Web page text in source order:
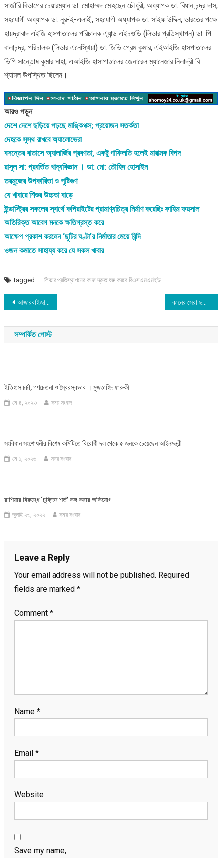
সার্জারি বিভাগের চেয়ারম্যান ডা. মোহাম্মদ মোহছেন চৌধুরী, অধ্যাপক ডা. বিধান চন্দ্র দাস,
সহযোগী অধ্যাপক ডা. নূর-ই-এলাহী, সহযোগী অধ্যাপক ডা. সাইফ উদ্দিন, ভারতের পক্ষে
হায়দ্রাবাদ এইজি হাসপাতালের পরিচালক এ্যান্ড এইচওডি (লিভার প্রতিস্থাপন) ডা. পি
বালাচন্দ্র, পরিচালক (লিভার এনেস্থিয়া) ডা. জিভি প্রেম কুমার, এইআইজি হাসপাতালের
ভিপি সান্তোষ কুমার সাহা, এআইজি হাসাপাতালের জেনারেল ম্যানেজার নিলাদ্রী বি
শ্যামল উপস্থিত ছিলেন।
আরও পড়ুন
দেশে দেশে ছড়িয়ে পড়ছে মাঙ্কিপক্স; প্রয়োজন সতর্কতা
দেহকে সুস্থ রাখবে অ্যালোভেরা
বসন্তের বাতাসে অ্যালার্জির প্রবণতা, একটু গাফিলতি হলেই মারাত্মক বিপদ
রাসূল সা: প্রবর্তিত খাদ্যবিজ্ঞান । ডা: মো: তৌহিদ হোসাইন
তরমুজের উপকারিতা ও পুষ্টিগুণ
যে খাবারে শিশুর উচ্চতা বাড়ে
ইন্ডাস্ট্রির সকলের স্বার্থে কপিরাইটের প্রামাণ্যচিত্র নির্মাণ করেছিঃ ফাহিম ফয়সাল
অতিরিক্ত আবেগ মনকে ক্ষতিগ্রস্ত করে
আক্ষেপ প্রকাশ করলেন ‘ছুটির ঘণ্টা’র নির্মাতার মেয়ে বিন্দি
ওজন কমাতে সাহায্য করে যে সকল খাবার
Tagged লিভার প্রতিস্থাপনের কাজ দ্রুত শুরু করবে বিএসএমএমইউ
Post
navigation
আজারবাইজানে এয়ার শো-তে তুর্কি ড্রোনের প্রশংসা কানের সেরা ছবি ‘দ্য ট্রায়াঙ্গল অব স্যাডনেস’
সম্পর্কিত পোস্ট
ইতিহাস চর্চা, গণচেতনা ও স্বৈরস্বভাব । মুজতাহিদ ফারুকী
মে ৪, ২০২৩ সময় সংবাদ
সংবিধান সংশোধনীর বিশেষ কমিটিতে বিরোধী দল থেকে ৫ জনকে চেয়েছেন আইনমন্ত্রী
মে ১, ২০২৬ সময় সংবাদ
রাশিয়ার বিরুদ্ধে ‘চুক্তির শর্ত’ ভঙ্গ করার অভিযোগ
জুলাই ২৩, ২০২২ সময় সংবাদ
Leave a Reply
Your email address will not be published. Required
fields are marked *
Comment *
Name *
Email *
Website
Save my name,